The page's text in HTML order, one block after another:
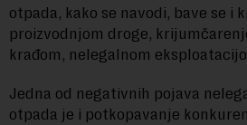
otpada, kako se navodi, bave se i
proizvodnjom droge,
krađom, nelegalnom
Jedna od negativnih pojava
otpada je i potkopavanje